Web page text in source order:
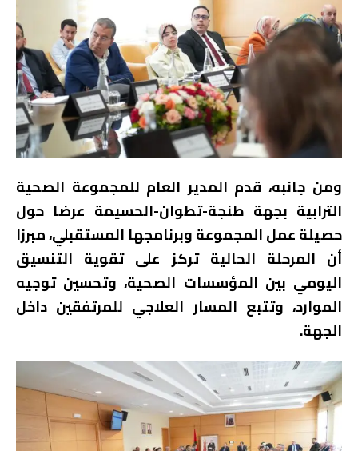
ومن جانبه، قدم المدير العام للمجموعة الصحية
الترابية بجهة طنجة-تطوان-الحسيمة عرضا حول
حصيلة عمل المجموعة وبرنامجها المستقبلي، مبرزا
أن المرحلة الحالية تركز على تقوية التنسيق
اليومي بين المؤسسات الصحية، وتحسين توجيه
الموارد، وتتبع المسار العلاجي للمرتفقين داخل
الجهة.